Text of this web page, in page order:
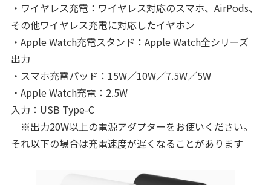
・ワイヤレス充電：ワイヤレス対応のスマホ、AirPods、
その他ワイヤレス充電に対応したイヤホン
・Apple Watch充電スタンド：Apple Watch全シリーズ
出力
・スマホ充電パッド：15W／10W／7.5W／5W
・Apple Watch充電：2.5W
入力：USB Type-C
※出力20W以上の電源アダプターをお使いください。
それ以下の場合は充電速度が遅くなることがあります